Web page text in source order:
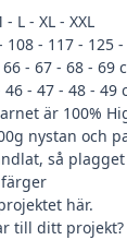
L - XL - XXL
- 117 - 125
- 67 - 68 - 69
- 47 - 48 - 49
är 100%
nystan och
så
här.
till ditt projekt?